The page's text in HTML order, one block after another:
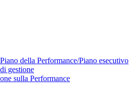
Piano della Performance/Piano esecutivo
di gestione
sulla Performance